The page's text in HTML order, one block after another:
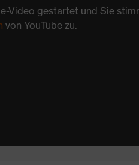
Video gestartet und Sie
von YouTube zu.